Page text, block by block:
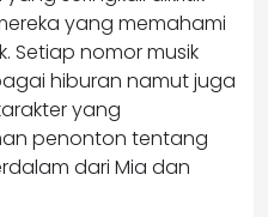
yang memahami
Setiap nomor musik
hiburan namut juga
yang
penonton tentang
dari Mia dan